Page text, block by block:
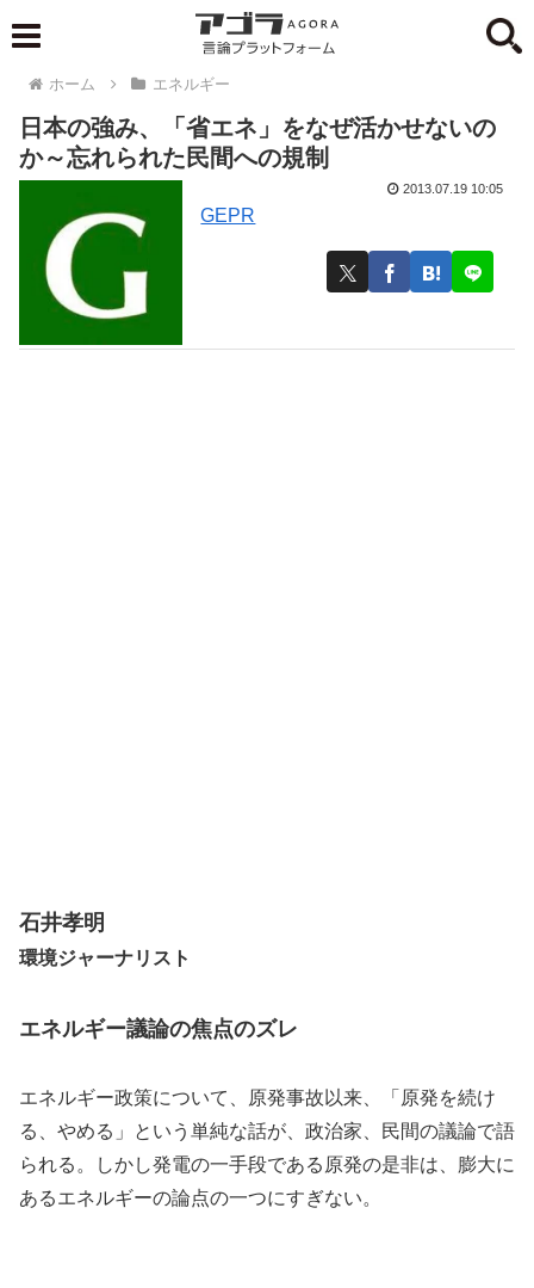
ホーム エネルギー
日本の強み、「省エネ」をなぜ活かせないの
か～忘れられた民間への規制
GEPR
2013.07.19 10:05
石井孝明
環境ジャーナリスト
エネルギー議論の焦点のズレ
エネルギー政策について、原発事故以来、「原発を続け
る、やめる」という単純な話が、政治家、民間の議論で語
られる。しかし発電の一手段である原発の是非は、膨大に
あるエネルギーの論点の一つにすぎない。